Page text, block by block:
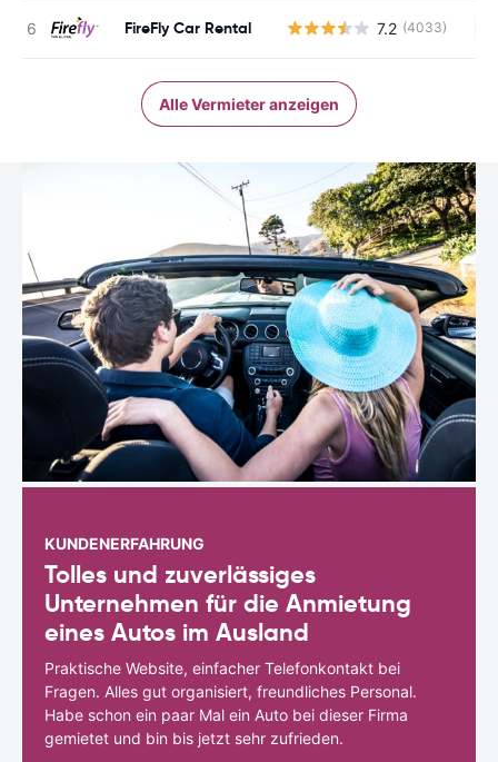
FireFly Car Rental 7.2 (4033)
Alle Vermieter anzeigen
KUNDENERFAHRUNG
Tolles und zuverlässiges
Unternehmen für die Anmietung
eines Autos im Ausland
Praktische Website, einfacher Telefonkontakt bei
Fragen. Alles gut organisiert, freundliches Personal.
Habe schon ein paar Mal ein Auto bei dieser Firma
gemietet und bin bis jetzt sehr zufrieden.